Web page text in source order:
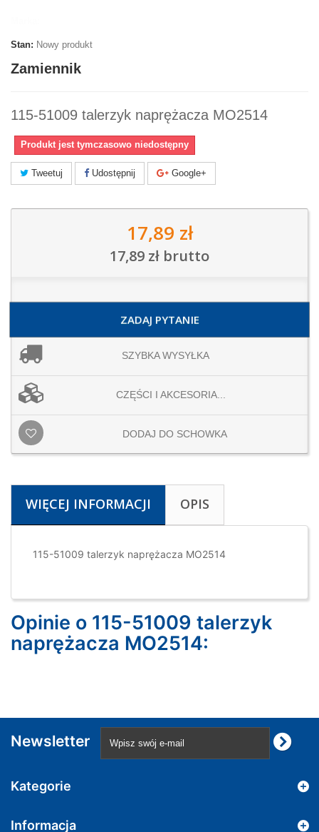
Stan: Nowy produkt
Zamiennik
115-51009 talerzyk naprężacza MO2514
Produkt jest tymczasowo niedostępny
Tweetuj Udostępnij Google+
17,89 zł
17,89 zł brutto
ZADAJ PYTANIE
SZYBKA WYSYŁKA
CZĘŚCI I AKCESORIA...
DODAJ DO SCHOWKA
WIĘCEJ INFORMACJI OPIS
115-51009 talerzyk naprężacza MO2514
Opinie o 115-51009 talerzyk
naprężacza MO2514:
Newsletter
Kategorie
Informacja